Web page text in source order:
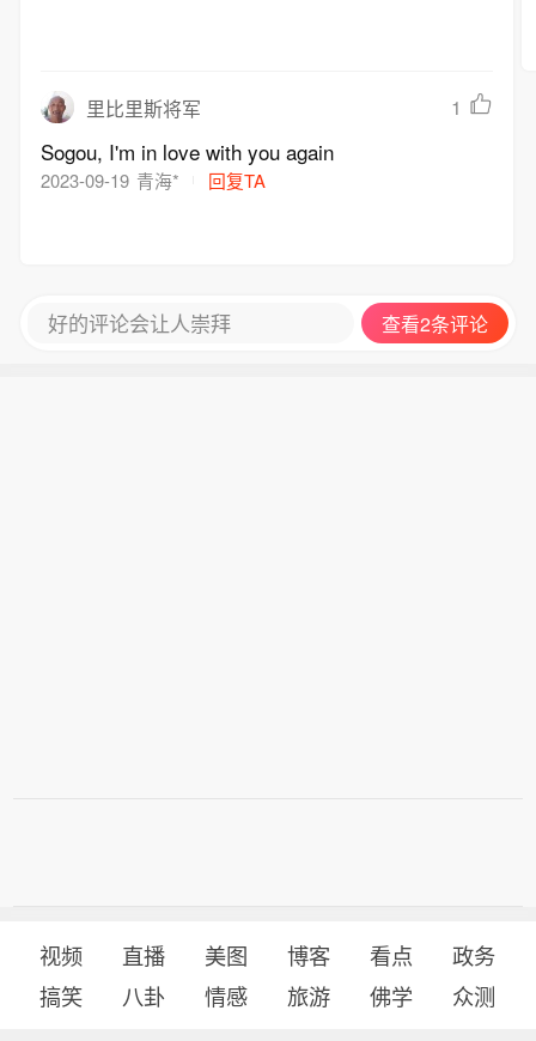
里比里斯将军 1
Sogou, I'm in love with you again
2023-09-19 青海* 回复TA
好的评论会让人崇拜 查看2条评论
视频 直播 美图 博客 看点
政务
搞笑
八卦 情感 旅游 佛学 众测